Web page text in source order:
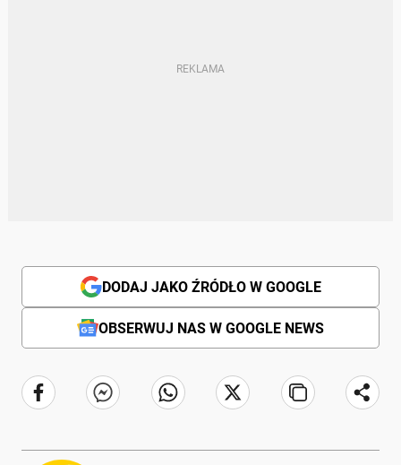
DODAJ JAKO ŹRÓDŁO W GOOGLE
OBSERWUJ NAS W GOOGLE NEWS